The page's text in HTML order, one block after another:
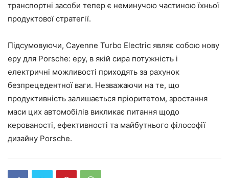
транспортні засоби тепер є неминучою частиною їхньої
продуктової стратегії.
Підсумовуючи, Cayenne Turbo Electric являє собою нову
еру для Porsche: еру, в якій сира потужність і
електричні можливості приходять за рахунок
безпрецедентної ваги. Незважаючи на те, що
продуктивність залишається пріоритетом, зростання
маси цих автомобілів викликає питання щодо
керованості, ефективності та майбутнього філософії
дизайну Porsche.